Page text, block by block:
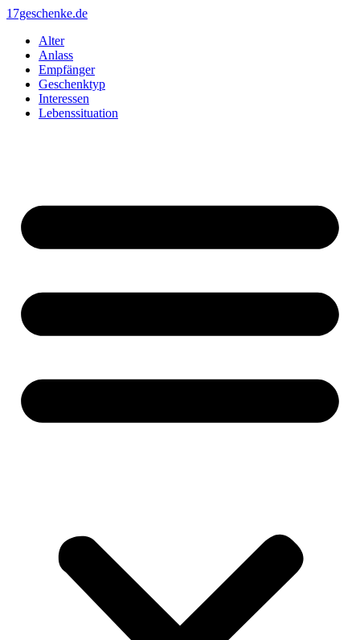
Zum
springen
17geschenke.de
Alter
Anlass
Empfänger
Geschenktyp
Interessen
Lebenssituation